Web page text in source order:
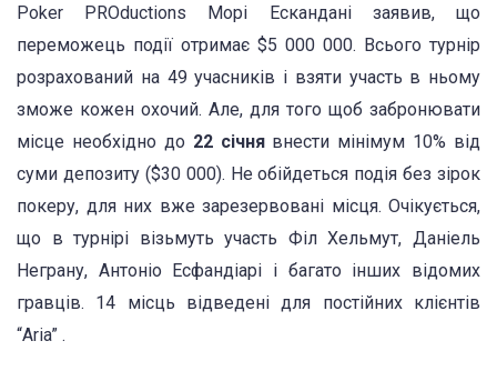
Poker PROductions Морі Ескандані заявив, що
переможець події отримає $5 000 000. Всього турнір
розрахований на 49 учасників і взяти участь в ньому
зможе кожен охочий. Але, для того щоб забронювати
місце необхідно до 22 січнявнести мінімум 10% від
суми депозиту ($30 000). Не обійдеться подія без зірок
покеру, для них вже зарезервовані місця. Очікується,
що в турнірі візьмуть участь Філ Хельмут, Даніель
Неграну, Антоніо Есфандіарі і багато інших відомих
гравців. 14 місць відведені для постійних клієнтів
“Aria” .